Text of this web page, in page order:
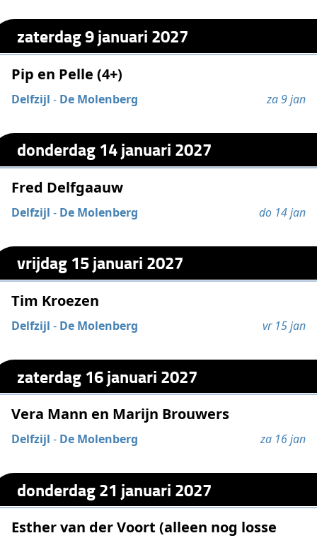
zaterdag 9 januari 2027
Pip en Pelle (4+)
Delfzijl - De Molenberg za 9 jan
donderdag 14 januari 2027
Fred Delfgaauw
Delfzijl - De Molenberg do 14 jan
vrijdag 15 januari 2027
Tim Kroezen
Delfzijl - De Molenberg vr 15 jan
zaterdag 16 januari 2027
Vera Mann en Marijn Brouwers
Delfzijl - De Molenberg za 16 jan
donderdag 21 januari 2027
Esther van der Voort (alleen nog losse